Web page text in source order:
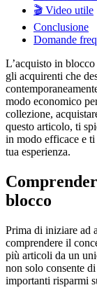
🎬 Video utile
Conclusione
Domande
L’acquisto in
gli acquirenti che
modo economico
collezione,
questo articolo, ti
in modo efficace e
tua esperienza.
blocco
Prima di iniziare ad
comprendere il
più articoli da un
non solo consente
importanti risparmi